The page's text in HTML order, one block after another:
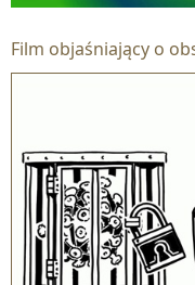
Film objaśniający o